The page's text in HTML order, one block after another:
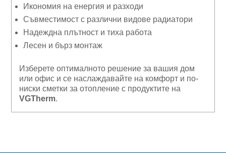
Икономия на енергия и разходи
Съвместимост с различни видове радиатори
Надеждна плътност и тиха работа
Лесен и бърз монтаж
Изберете оптималното решение за вашия дом
или офис и се наслаждавайте на комфорт и по-
ниски сметки за отопление с продуктите на
VGTherm.